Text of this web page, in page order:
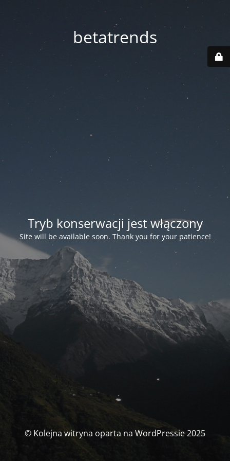
betatrends
Tryb konserwacji jest włączony
Site will be available soon. Thank you for your patience!
© Kolejna witryna oparta na WordPressie 2025